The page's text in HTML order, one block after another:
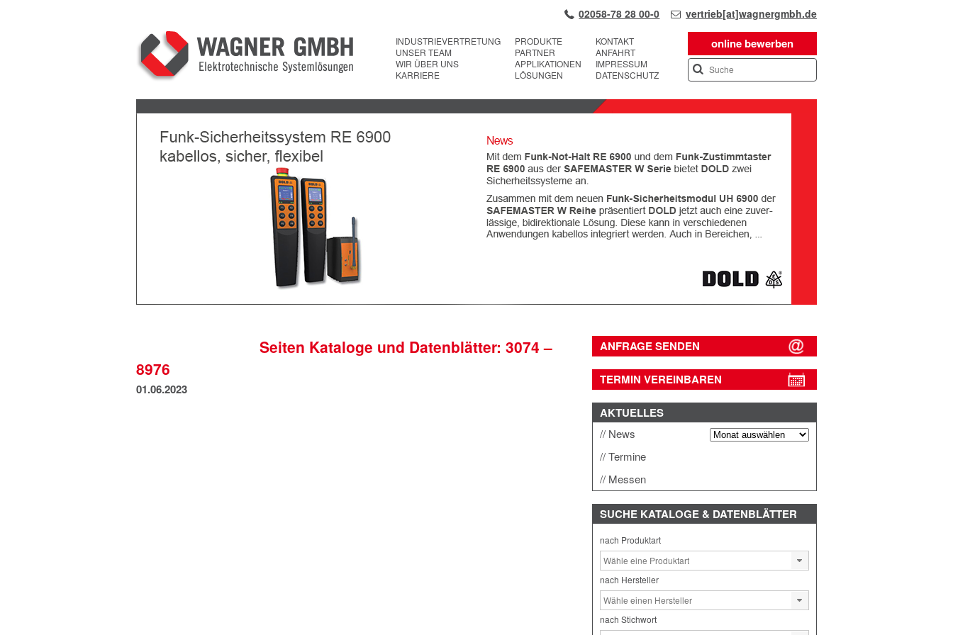
02058-78 28 00-0 vertrieb[at]wagnergmbh.de
online bewerben
INDUSTRIEVERTRETUNG
UNSER TEAM
WIR ÜBER UNS
KARRIERE
PRODUKTE
PARTNER
APPLIKATIONEN
LÖSUNGEN
KONTAKT
ANFAHRT
IMPRESSUM
DATENSCHUTZ
Next
Seiten Kataloge und Datenblätter: 3074 –
8976
01.06.2023
ANFRAGE SENDEN
TERMIN VEREINBAREN
AKTUELLES
News
Termine
Messen
SUCHE KATALOGE & DATENBLÄTTER
nach Produktart
nach Hersteller
nach Stichwort